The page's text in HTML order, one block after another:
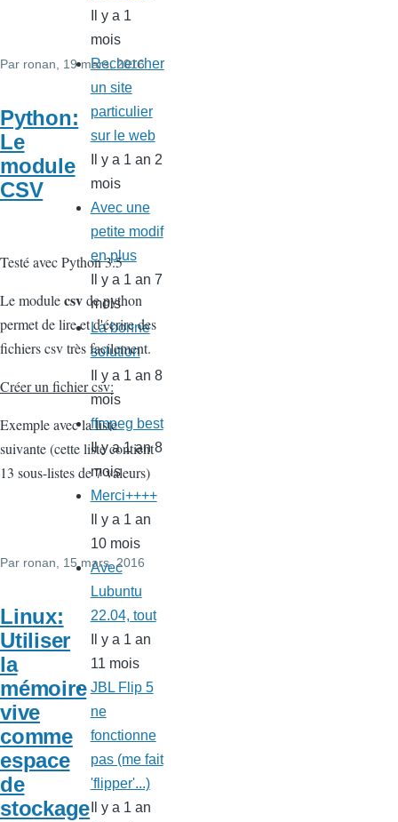
Par ronan, 19 mars, 2016
Python:
Le
module
CSV
Testé avec Python 3.5
Le modulecsvde python
permet de lire et d'écrire des
fichiers csv très facilement.
Créer un fichier csv:
Exemple avec la liste
suivante (cette liste contient
13 sous-listes de 7 valeurs)
Par ronan, 15 mars, 2016
Linux:
Utiliser
la
mémoire
vive
comme
espace
de
stockage
Il y a 1
mois
Rechercher
un site
particulier
sur le web
Il y a 1 an 2
mois
Avec une
petite modif
en plus
Il y a 1 an 7
mois
La bonne
solution
Il y a 1 an 8
mois
ffmpeg best
Il y a 1 an 8
mois
Merci++++
Il y a 1 an
10 mois
Avec
Lubuntu
22.04, tout
Il y a 1 an
11 mois
JBL Flip 5
ne
fonctionne
pas (me fait
'flipper'...)
Il y a 1 an